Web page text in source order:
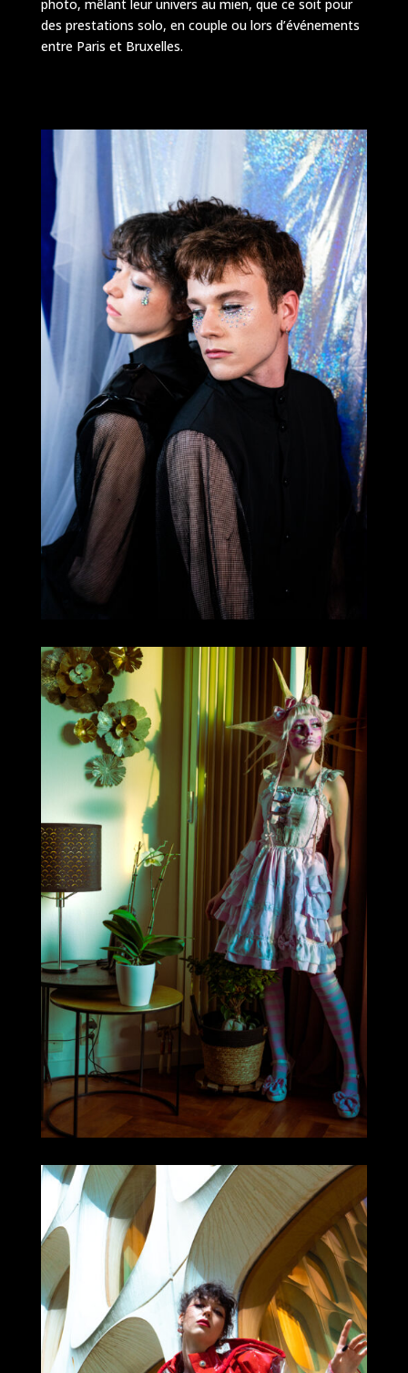
photo, mêlant leur univers au mien, que ce soit pour
des prestations solo, en couple ou lors d’événements
entre Paris et Bruxelles.